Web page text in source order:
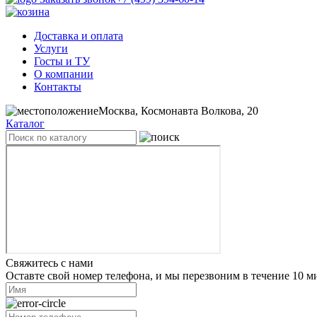
Доставка и оплата
Услуги
Госты и ТУ
О компании
Контакты
Москва, Космонавта Волкова, 20
Каталог
Свяжитесь с нами
Оставте свой номер телефона, и мы перезвоним в течение 10